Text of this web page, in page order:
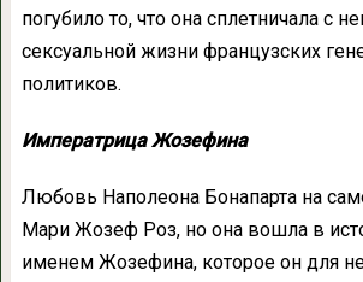
погубило то, что она сплетничала с
сексуальной жизни французских
политиков.
Императрица Жозефина
Любовь Наполеона Бонапарта на
Мари Жозеф Роз, но она вошла в
именем Жозефина, которое он для